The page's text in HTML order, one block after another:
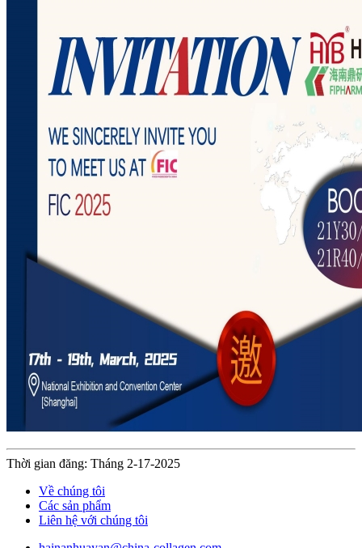
Thời gian đăng: Tháng 2-17-2025
Về chúng tôi
Các sản phẩm
Liên hệ với chúng tôi